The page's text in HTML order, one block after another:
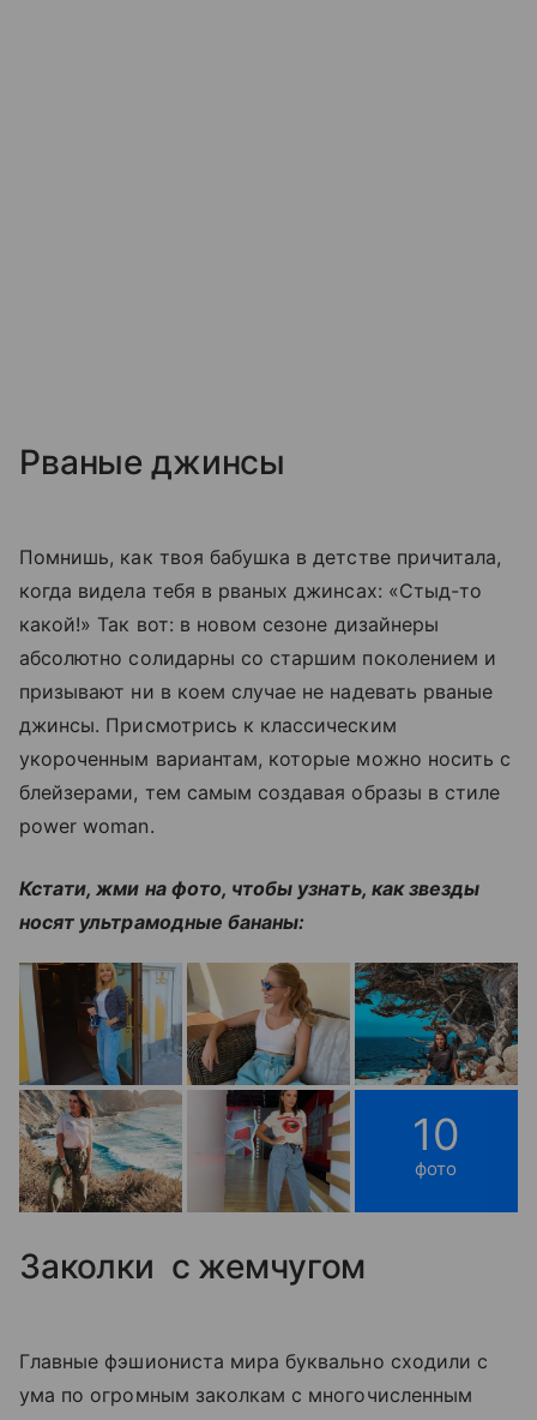
Рваные джинсы
Помнишь, как твоя бабушка в детстве причитала,
когда видела тебя в рваных джинсах: «Стыд-то
какой!» Так вот: в новом сезоне дизайнеры
абсолютно солидарны со старшим поколением и
призывают ни в коем случае не надевать рваные
джинсы. Присмотрись к классическим
укороченным вариантам, которые можно носить с
блейзерами, тем самым создавая образы в стиле
power woman.
Кстати, жми на фото, чтобы узнать, как звезды
носят ультрамодные бананы:
10
фото
Заколки с жемчугом
Главные фэшиониста мира буквально сходили с
ума по огромным заколкам с многочисленным